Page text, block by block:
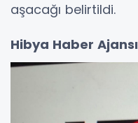
aşacağı belirtildi.
Hibya Haber Ajansı